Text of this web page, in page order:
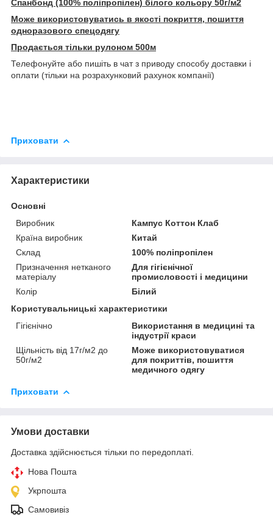
Спанбонд (100% поліпропілен) білого кольору 50г/м2
Може використовуватись в якості покриття, пошиття
одноразового спецодягу
Продається тільки рулоном 500м
Телефонуйте або пишіть в чат з приводу способу доставки і
оплати (тільки на розрахунковий рахунок компанії)
Приховати
Характеристики
Основні
Виробник
Кампус Коттон Клаб
Країна виробник
Китай
Склад
100% поліпропілен
Призначення нетканого
матеріалу
Для гігієнічної
промисловості і медицини
Колір
Білий
Користувальницькі характеристики
Гігієнічно
Використання в медицині та
індустрії краси
Щільність від 17г/м2 до
50г/м2
Може використовуватися
для покриттів, пошиття
медичного одягу
Приховати
Умови доставки
Доставка здійснюється тільки по передоплаті.
Нова Пошта
Укрпошта
Самовивіз